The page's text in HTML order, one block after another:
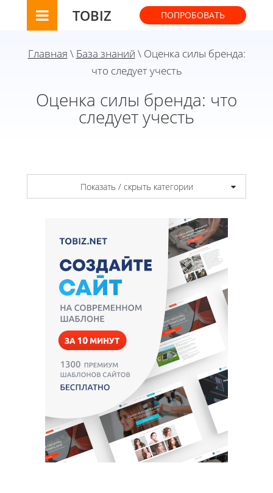
TOBIZ ПОПРОБОВАТЬ
Главная \ База знаний \ Оценка силы бренда:
что следует учесть
Оценка силы бренда: что
следует учесть
Показать / скрыть категории